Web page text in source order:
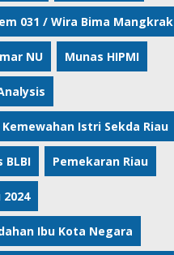
031 / Wira Bima Mangkrak
NU Munas HIPMI
Istri Sekda Riau
BLBI Pemekaran Riau
Ibu Kota Negara